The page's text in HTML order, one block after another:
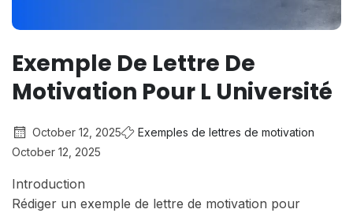
Exemple De Lettre De
Motivation Pour L Université
October 12, 2025
Exemples de lettres de motivation
October 12, 2025
Introduction
Rédiger un exemple de lettre de motivation pour